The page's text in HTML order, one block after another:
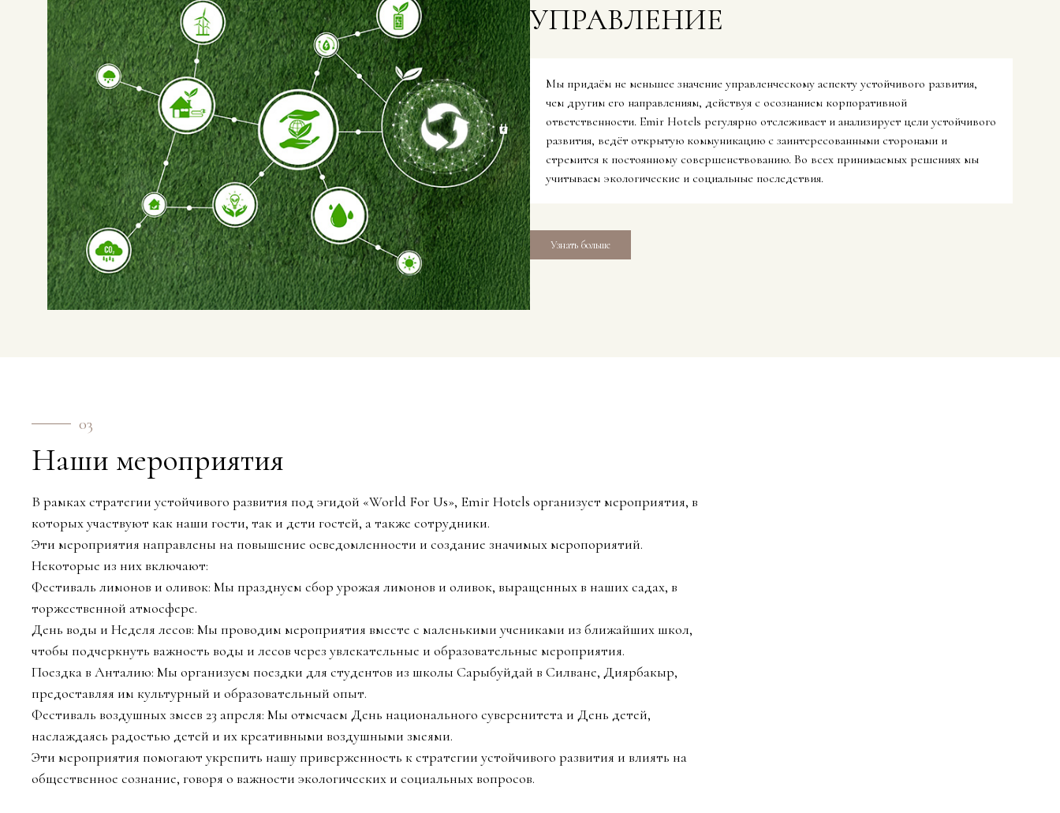
УПРАВЛЕНИЕ
Мы придаём не меньшее значение управленческому аспекту устойчивого развития,
чем другим его направлениям, действуя с осознанием корпоративной
ответственности. Emir Hotels регулярно отслеживает и анализирует цели устойчивого
развития, ведёт открытую коммуникацию с заинтересованными сторонами и
стремится к постоянному совершенствованию. Во всех принимаемых решениях мы
учитываем экологические и социальные последствия.
Узнать больше
03
Наши мероприятия
В рамках стратегии устойчивого развития под эгидой «World For Us», Emir Hotels организует мероприятия, в
которых участвуют как наши гости, так и дети гостей, а также сотрудники.
Эти мероприятия направлены на повышение осведомленности и создание значимых меропориятий.
Некоторые из них включают:
Фестиваль лимонов и оливок: Мы празднуем сбор урожая лимонов и оливок, выращенных в наших садах, в
торжественной атмосфере.
День воды и Неделя лесов: Мы проводим мероприятия вместе с маленькими учениками из ближайших школ,
чтобы подчеркнуть важность воды и лесов через увлекательные и образовательные мероприятия.
Поездка в Анталию: Мы организуем поездки для студентов из школы Сарыбуйдай в Силване, Диярбакыр,
предоставляя им культурный и образовательный опыт.
Фестиваль воздушных змеев 23 апреля: Мы отмечаем День национального суверенитета и День детей,
наслаждаясь радостью детей и их креативными воздушными змеями.
Эти мероприятия помогают укрепить нашу приверженность к стратегии устойчивого развития и влиять на
общественное сознание, говоря о важности экологических и социальных вопросов.